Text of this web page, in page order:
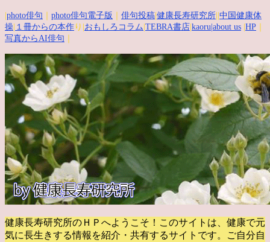
photo俳句 photo俳句電子版 俳句投稿 健康長寿研究所 中国健康体
操 １冊からの本作 り| おもしろコラム TEBRA書店 kaoru |about us HP
写真からAI俳句
健康長寿研究所のＨＰへようこそ！このサイトは、健康で元
気に長生きする情報を紹介・共有するサイトです。
ご自分自